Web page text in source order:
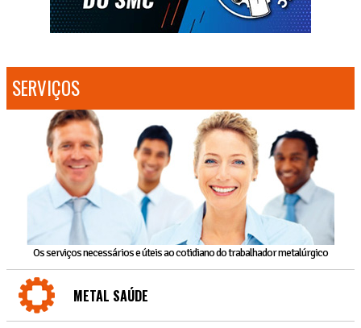
SERVIÇOS
Os serviços necessários e úteis ao cotidiano do trabalhador metalúrgico
METAL SAÚDE